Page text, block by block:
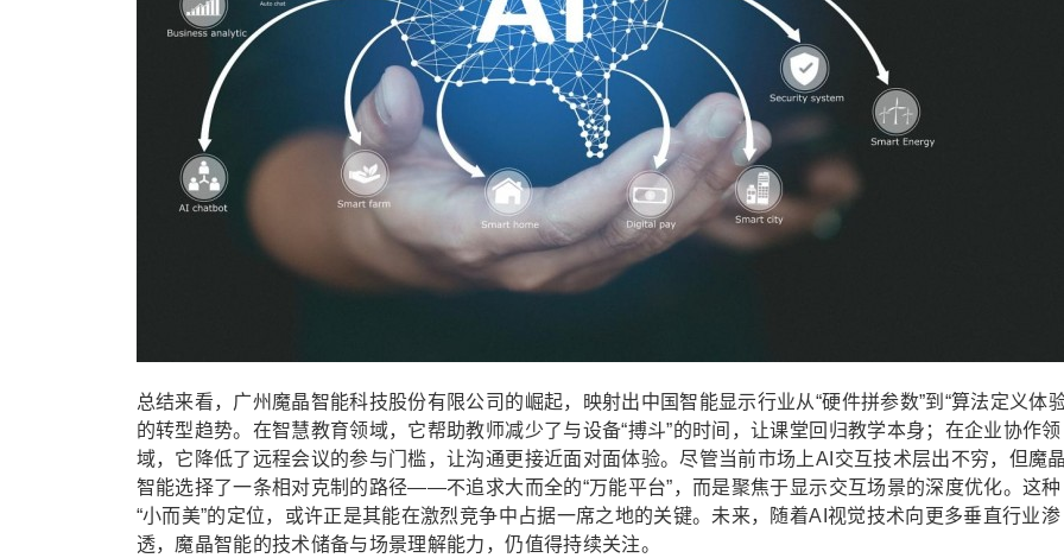
总结来看，广州魔晶智能科技股份有限公司的崛起，映射出中国智能显示行业从“硬件拼参数”到“算法定义体
的转型趋势。在智慧教育领域，它帮助教师减少了与设备“搏斗”的时间，让课堂回归教学本身；在企业协作领
域，它降低了远程会议的参与门槛，让沟通更接近面对面体验。尽管当前市场上AI交互技术层出不穷，但魔
智能选择了一条相对克制的路径——不追求大而全的“万能平台”，而是聚焦于显示交互场景的深度优化。这种
“小而美”的定位，或许正是其能在激烈竞争中占据一席之地的关键。未来，随着AI视觉技术向更多垂直行业渗
透，魔晶智能的技术储备与场景理解能力，仍值得持续关注。